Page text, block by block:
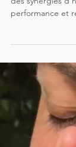
Notre priorité